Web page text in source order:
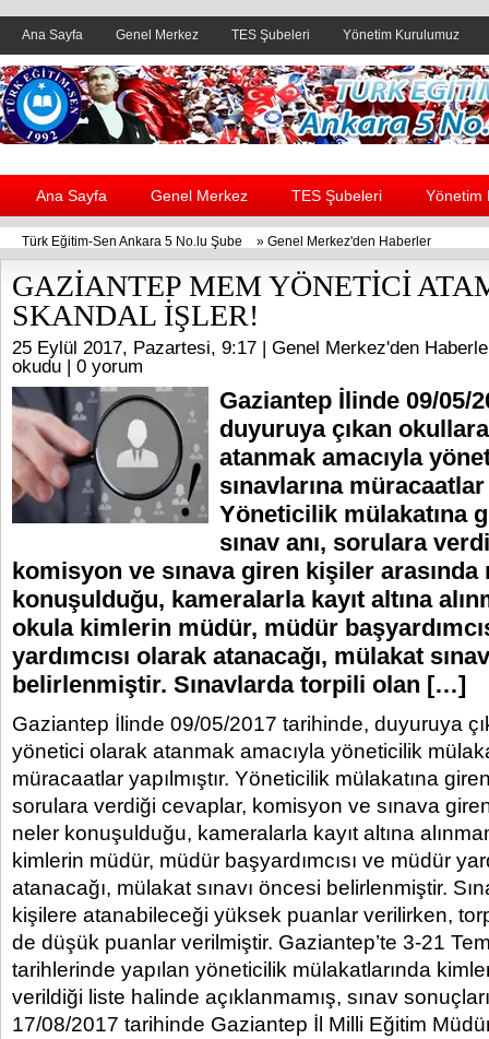
Ana Sayfa Genel Merkez TES Şubeleri Yönetim Kurulumuz
Header yanı reklam alanı
Ana Sayfa Genel Merkez TES Şubeleri Yönetim
Türk Eğitim-Sen Ankara 5 No.lu Şube » Genel Merkez'den Haberler
GAZİANTEP MEM YÖNETİCİ
SKANDAL İŞLER!
25 Eylül 2017, Pazartesi, 9:17 | Genel Merkez'den
okudu | 0 yorum
Gaziantep İlinde 09/05/
duyuruya çıkan
atanmak amacıyla
sınavlarına müracaatlar
Yöneticilik mülakatına
sınav anı, sorulara
komisyon ve sınava giren kişiler arasında
konuşulduğu, kameralarla kayıt altına
okula kimlerin müdür, müdür
yardımcısı olarak atanacağı, mülakat
belirlenmiştir. Sınavlarda torpili olan […]
Gaziantep İlinde 09/05/2017 tarihinde, duyuruya
yönetici olarak atanmak amacıyla yöneticilik
müracaatlar yapılmıştır. Yöneticilik mülakatına
sorulara verdiği cevaplar, komisyon ve sınava
neler konuşulduğu, kameralarla kayıt altına
kimlerin müdür, müdür başyardımcısı ve müdür
atanacağı, mülakat sınavı öncesi belirlenmiştir.
kişilere atanabileceği yüksek puanlar verilirken,
de düşük puanlar verilmiştir. Gaziantep’te 3-21
tarihlerinde yapılan yöneticilik mülakatlarında
verildiği liste halinde açıklanmamış, sınav
17/08/2017 tarihinde Gaziantep İl Milli Eğitim